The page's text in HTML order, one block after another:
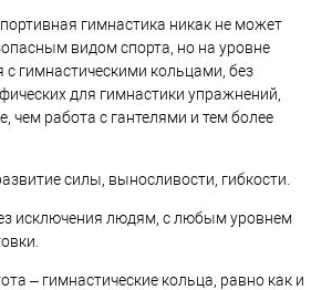
гимнастика никак не может
видом спорта, но на уровне
с гимнастическими кольцами, без
для гимнастики упражнений,
чем работа с гантелями и тем более
силы, выносливости, гибкости.
исключения людям, с любым уровнем
– гимнастические кольца, равно как и